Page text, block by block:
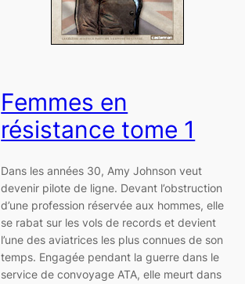
Femmes en
résistance tome 1
Dans les années 30, Amy Johnson veut
devenir pilote de ligne. Devant l’obstruction
d’une profession réservée aux hommes, elle
se rabat sur les vols de records et devient
l’une des aviatrices les plus connues de son
temps. Engagée pendant la guerre dans le
service de convoyage ATA, elle meurt dans